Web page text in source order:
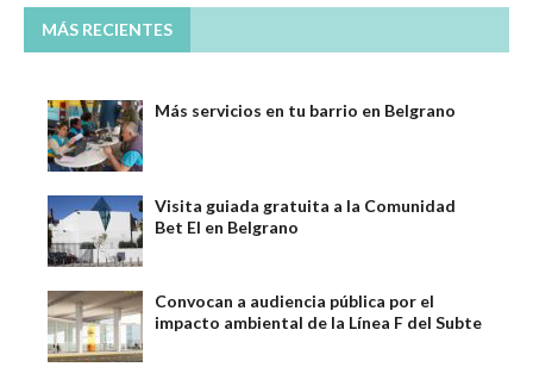
MÁS RECIENTES
Más servicios en tu barrio en Belgrano
Visita guiada gratuita a la Comunidad
Bet El en Belgrano
Convocan a audiencia pública por el
impacto ambiental de la Línea F del Subte